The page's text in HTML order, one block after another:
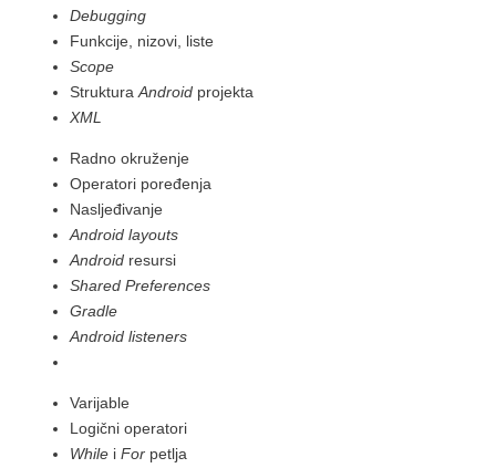
Debugging
Funkcije, nizovi, liste
Scope
Struktura Androidprojekta
XML
Radno okruženje
Operatori poređenja
Nasljeđivanje
Android layouts
Androidresursi
Shared Preferences
Gradle
Android listeners
Varijable
Logični operatori
Whilei Forpetlja